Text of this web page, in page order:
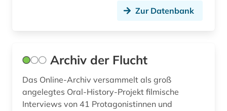
deutschland (38)
deutschland (1)
deutschland &lt ddr &gt (1)
Zur Datenbank
Archiv der Flucht
Das Online-Archiv versammelt als groß
angelegtes Oral-History-Projekt filmische
Interviews von 41 Protagonistinnen und